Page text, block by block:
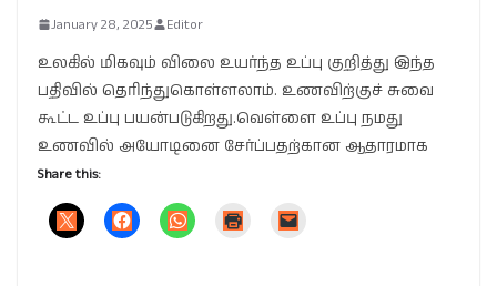
January 28, 2025 Editor
உலகில் மிகவும் விலை உயர்ந்த உப்பு குறித்து இந்த
பதிவில் தெரிந்துகொள்ளலாம். உணவிற்குச் சுவை
கூட்ட உப்பு பயன்படுகிறது.வெள்ளை உப்பு நமது
உணவில் அயோடினை சேர்ப்பதற்கான ஆதாரமாக
Share this: